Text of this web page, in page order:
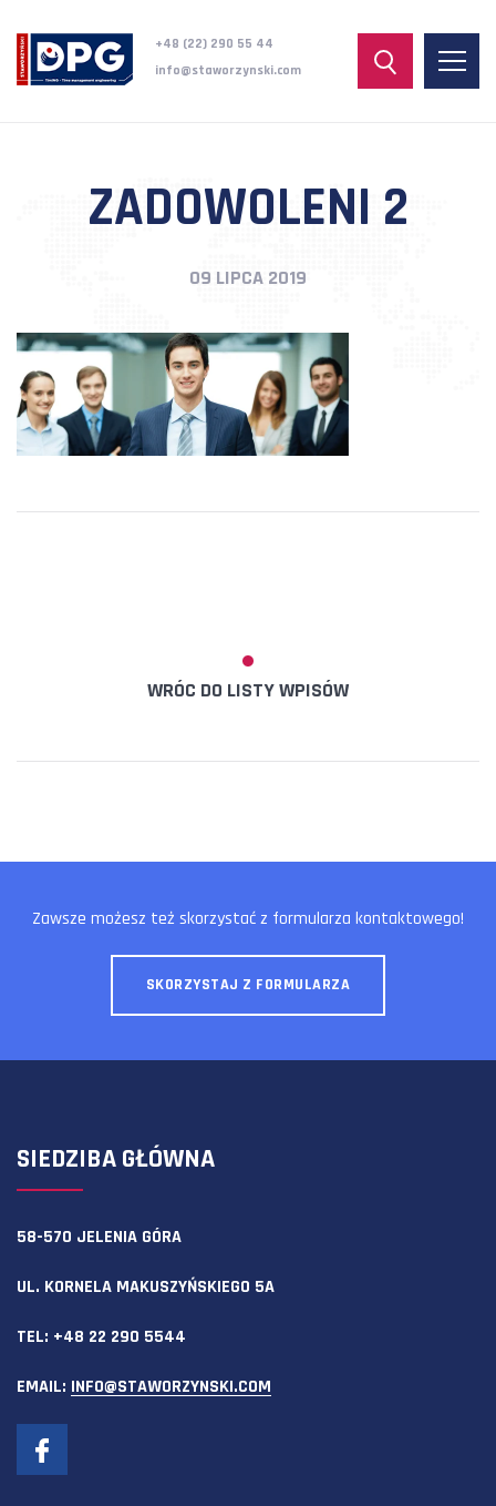
+48 (22) 290 55 44
info@staworzynski.com
ZADOWOLENI 2
09 LIPCA 2019
WRÓC DO LISTY WPISÓW
Zawsze możesz też skorzystać z formularza kontaktowego!
SKORZYSTAJ Z FORMULARZA
SIEDZIBA GŁÓWNA
58-570 JELENIA GÓRA
UL. KORNELA MAKUSZYŃSKIEGO 5A
TEL: +48 22 290 5544
EMAIL: INFO@STAWORZYNSKI.COM